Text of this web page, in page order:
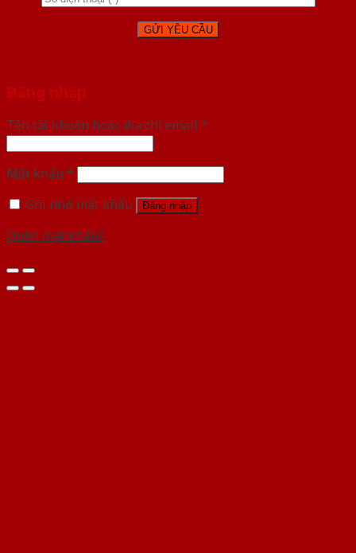
Đăng nhập
Tên tài khoản hoặc địa chỉ email *
Mật khẩu *
Ghi nhớ mật khẩu
Đăng nhập
Quên mật khẩu?